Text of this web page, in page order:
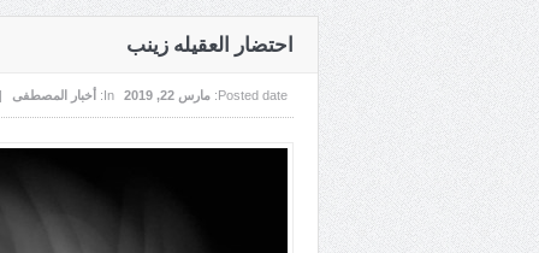
احتضار العقيله زينب
Posted date: مارس 22, 2019 In: أخبار المصطفى |